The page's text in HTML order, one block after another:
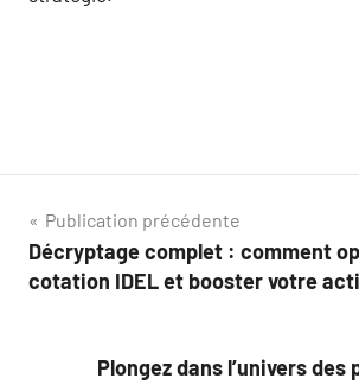
Navigation
de
Publication précédente
Décryptage complet : comment
cotation IDEL et booster votre
Plongez dans l’univers